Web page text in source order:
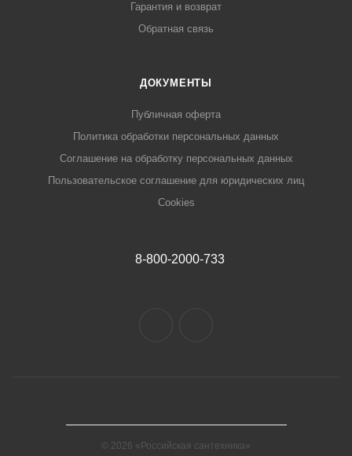
Гарантия и возврат
Обратная связь
ДОКУМЕНТЫ
Публичная оферта
Политика обработки персональных данных
Соглашение на обработку персональных данных
Пользовательское соглашение для юридических лиц
Cookies
8-800-2000-733
© 2026 «Российская сантехника»